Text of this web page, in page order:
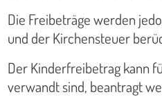
Die Freibeträge werden
und der Kirchensteuer
Der Kinderfreibetrag kann
verwandt sind, beantragt